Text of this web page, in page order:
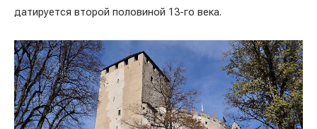
датируется второй половиной 13-го века.